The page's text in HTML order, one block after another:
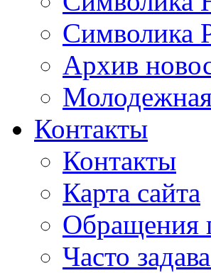
Символика
Архив
Контакты
Контакты
Карта сайта
Обращения
Часто